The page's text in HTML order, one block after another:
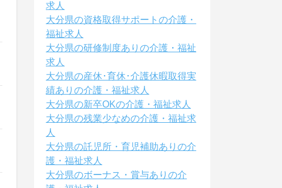
求人
大分県の資格取得サポートの介護・
福祉求人
大分県の研修制度ありの介護・福祉
求人
大分県の産休･育休･介護休暇取得実
績ありの介護・福祉求人
大分県の新卒OKの介護・福祉求人
大分県の残業少なめの介護・福祉求
人
大分県の託児所・育児補助ありの介
護・福祉求人
大分県のボーナス・賞与ありの介